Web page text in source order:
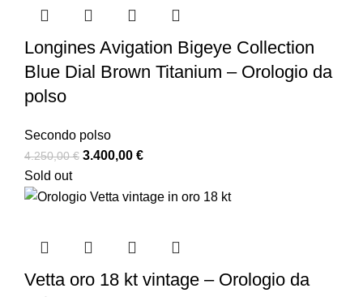
Longines Avigation Bigeye Collection
Blue Dial Brown Titanium – Orologio da
polso
Secondo polso
4.250,00€ 3.400,00 €
Sold out
Vetta oro 18 kt vintage – Orologio da